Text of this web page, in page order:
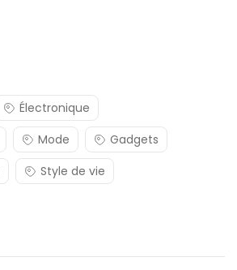
Électronique
Mode
Gadgets
Style de vie